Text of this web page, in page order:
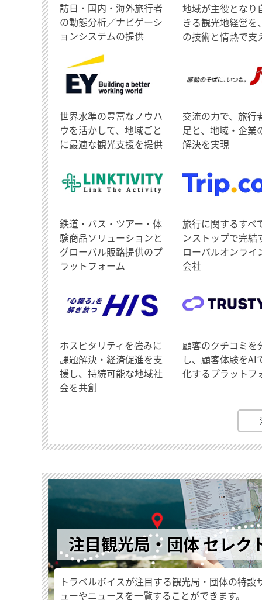
訪日・国内・海外旅行者
の動態分析／ナビゲーシ
ョンシステムの提供
地域が主役となり
きる観光地経営を
の技術と情熱で支
世界水準の豊富なノウハ
ウを活かして、地域ごと
に最適な観光支援を提供
交流の力で、旅行
足と、地域・企業
解決を実現
鉄道・バス・ツアー・体
験商品ソリューションと
グローバル販路提供のプ
ラットフォーム
旅行に関するすべ
ンストップで完結
ローバルオンライ
会社
ホスピタリティを強みに
課題解決・経済促進を支
援し、持続可能な地域社
会を共創
顧客のクチコミを
し、顧客体験をAI
化するプラットフ
注目観光局・団体 セレク
トラベルボイスが注目する観光局・団体の特
ューやニュースを一覧することができます。